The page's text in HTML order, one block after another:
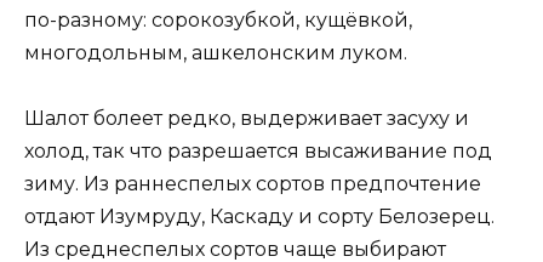
по-разному: сорокозубкой, кущёвкой,
многодольным, ашкелонским луком.
Шалот болеет редко, выдерживает засуху и
холод, так что разрешается высаживание под
зиму. Из раннеспелых сортов предпочтение
отдают Изумруду, Каскаду и сорту Белозерец.
Из среднеспелых сортов чаще выбирают